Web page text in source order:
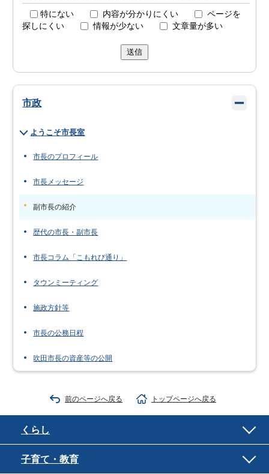
特にない 内容が分かりにくい
ページを
探しにくい
情報が少ない 文章量が多い
送信
市政
ようこそ市長室
市長のプロフィール
市長メッセージ
副市長の紹介
歴代の市長・副市長
市長コラム「こもれび通り」
タウンミーティング
施政方針等
市長の公務日程
吹田市長の資産等の公開
前のページへ戻る トップページへ戻る
くらし
子育て・教育